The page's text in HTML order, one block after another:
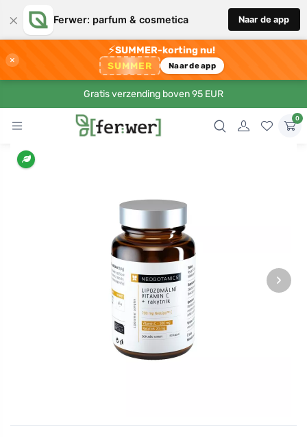
× Ferwer: parfum & cosmetica Naar de app
×
⚡SUMMER-korting nu!
SUMMER Naar de app
Gratis verzending boven 95 EUR
0
›